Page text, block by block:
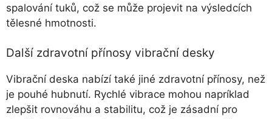
spalování tuků, což se může projevit na výsledcích
tělesné hmotnosti.
Další zdravotní přínosy vibrační desky
Vibrační deska nabízí také jiné zdravotní přínosy, než
je pouhé hubnutí. Rychlé vibrace mohou napríklad
zlepšit rovnováhu a stabilitu, což je zásadní pro